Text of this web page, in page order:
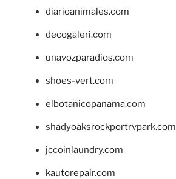
diarioanimales.com
decogaleri.com
unavozparadios.com
shoes-vert.com
elbotanicopanama.com
shadyoaksrockportrvpark.com
jccoinlaundry.com
kautorepair.com